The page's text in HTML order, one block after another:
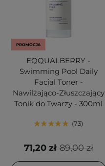
PROMOCJA
EQQUALBERRY -
Swimming Pool Daily
Facial Toner -
Nawilżająco-Złuszczający
Tonik do Twarzy - 300ml
73
89,00 zł
71,20 zł